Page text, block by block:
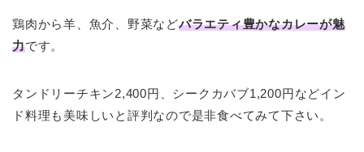
鶏肉から羊、魚介、野菜などバラエティ豊かなカレーが魅
力です。
タンドリーチキン2,400円、シークカバブ1,200円などイン
ド料理も美味しいと評判なので是非食べてみて下さい。